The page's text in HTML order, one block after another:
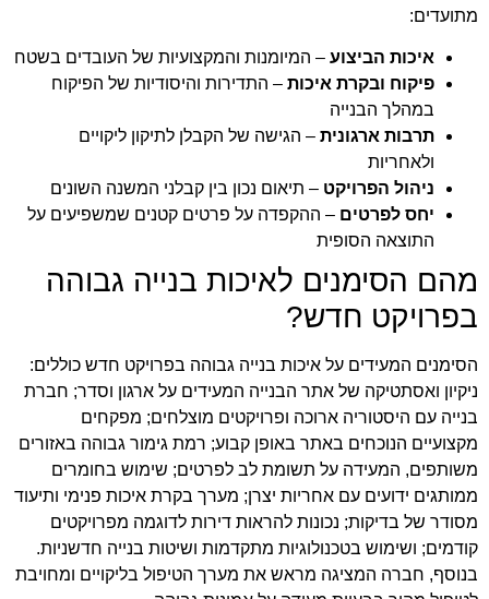
מתועדים:
איכות הביצוע – המיומנות והמקצועיות של העובדים בשטח
פיקוח ובקרת איכות – התדירות והיסודיות של הפיקוח
במהלך הבנייה
תרבות ארגונית – הגישה של הקבלן לתיקון ליקויים
ולאחריות
ניהול הפרויקט – תיאום נכון בין קבלני המשנה השונים
יחס לפרטים – ההקפדה על פרטים קטנים שמשפיעים על
התוצאה הסופית
מהם הסימנים לאיכות בנייה גבוהה
בפרויקט חדש?
הסימנים המעידים על איכות בנייה גבוהה בפרויקט חדש כוללים:
ניקיון ואסתטיקה של אתר הבנייה המעידים על ארגון וסדר; חברת
בנייה עם היסטוריה ארוכה ופרויקטים מוצלחים; מפקחים
מקצועיים הנוכחים באתר באופן קבוע; רמת גימור גבוהה באזורים
משותפים, המעידה על תשומת לב לפרטים; שימוש בחומרים
ממותגים ידועים עם אחריות יצרן; מערך בקרת איכות פנימי ותיעוד
מסודר של בדיקות; נכונות להראות דירות לדוגמה מפרויקטים
קודמים; ושימוש בטכנולוגיות מתקדמות ושיטות בנייה חדשניות.
בנוסף, חברה המציגה מראש את מערך הטיפול בליקויים ומחויבת